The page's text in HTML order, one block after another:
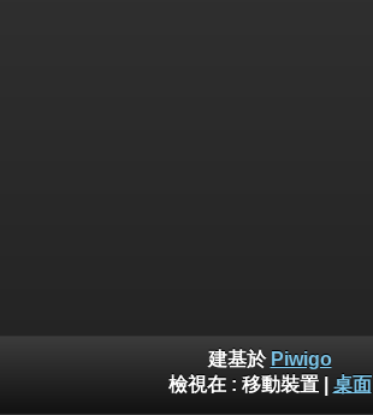
建基於 Piwigo
檢視在 : 移動裝置| 桌面